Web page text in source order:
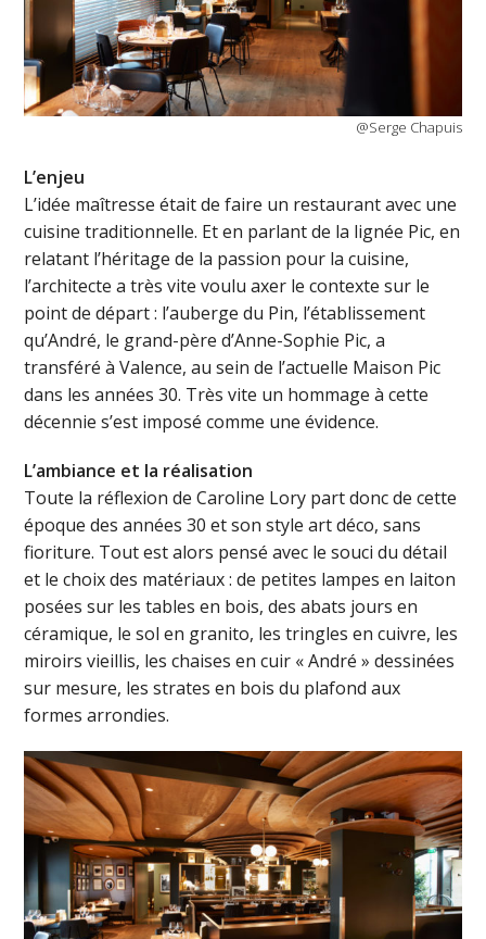
@Serge Chapuis
L’enjeu
L’idée maîtresse était de faire un restaurant avec une
cuisine traditionnelle. Et en parlant de la lignée Pic, en
relatant l’héritage de la passion pour la cuisine,
l’architecte a très vite voulu axer le contexte sur le
point de départ : l’auberge du Pin, l’établissement
qu’André, le grand-père d’Anne-Sophie Pic, a
transféré à Valence, au sein de l’actuelle Maison Pic
dans les années 30. Très vite un hommage à cette
décennie s’est imposé comme une évidence.
L’ambiance et la réalisation
Toute la réflexion de Caroline Lory part donc de cette
époque des années 30 et son style art déco, sans
fioriture. Tout est alors pensé avec le souci du détail
et le choix des matériaux : de petites lampes en laiton
posées sur les tables en bois, des abats jours en
céramique, le sol en granito, les tringles en cuivre, les
miroirs vieillis, les chaises en cuir « André » dessinées
sur mesure, les strates en bois du plafond aux
formes arrondies.